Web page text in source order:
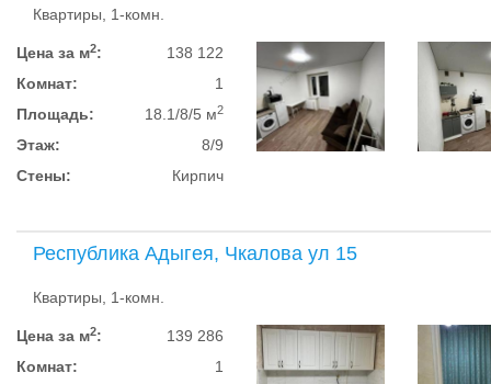
Квартиры, 1-комн.
Цена за м2:
138 122
Комнат:
1
Площадь:
18.1/8/5 м2
Этаж:
8/9
Стены:
Кирпич
Республика Адыгея, Чкалова ул 15
Квартиры, 1-комн.
Цена за м2:
139 286
Комнат:
1